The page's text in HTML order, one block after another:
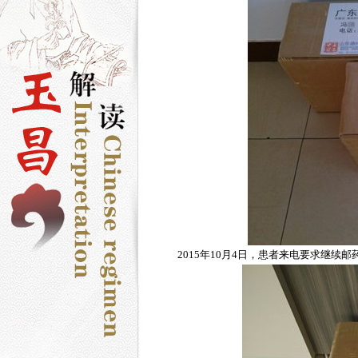
2015年10月4日，患者来电要求继续邮